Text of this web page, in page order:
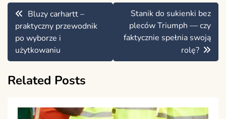
Nawigacja
wpisu
Bluzy carhartt –
praktyczny przewodnik
po wyborze i
użytkowaniu
Stanik do sukienki bez
pleców Triumph — czy
faktycznie spełnia swoją
rolę?
Related Posts